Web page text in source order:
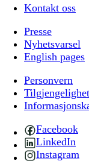
Kontakt oss
Presse
Nyhetsvarsel
English pages
Personvern
Facebook
LinkedIn
Instagram